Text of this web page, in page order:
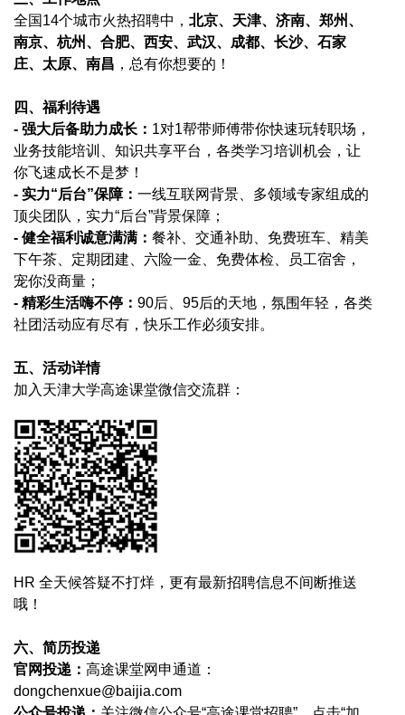
全国14个城市火热招聘中， 北京、天津、济南、郑州、
南京、杭州、合肥、西安、武汉、成都、长沙、石家
庄、太原、南昌 ，总有你想要的！
四、福利待遇
- 强大后备助力成长： 1对1帮带师傅带你快速玩转职场，
业务技能培训、知识共享平台，各类学习培训机会，让
你飞速成长不是梦！
- 实力“后台”保障： 一线互联网背景、多领域专家组成的
顶尖团队，实力“后台”背景保障；
- 健全福利诚意满满： 餐补、交通补助、免费班车、精美
下午茶、定期团建、六险一金、免费体检、员工宿舍，
宠你没商量；
- 精彩生活嗨不停： 90后、95后的天地，氛围年轻，各类
社团活动应有尽有，快乐工作必须安排。
五、活动详情
加入天津大学高途课堂微信交流群：
HR 全天候答疑不打烊，更有最新招聘信息不间断推送
哦！
六、简历投递
官网投递： 高途课堂网申通道：
dongchenxue@baijia.com